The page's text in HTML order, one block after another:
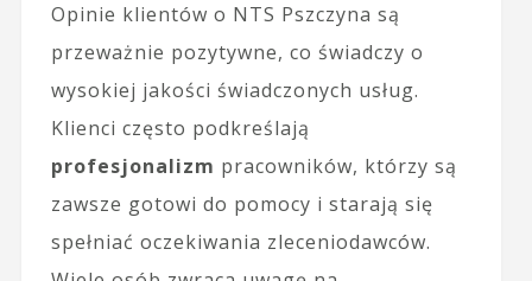
Opinie klientów o NTS Pszczyna są
przeważnie pozytywne, co świadczy o
wysokiej jakości świadczonych usług.
Klienci często podkreślają
profesjonalizm pracowników, którzy są
zawsze gotowi do pomocy i starają się
spełniać oczekiwania zleceniodawców.